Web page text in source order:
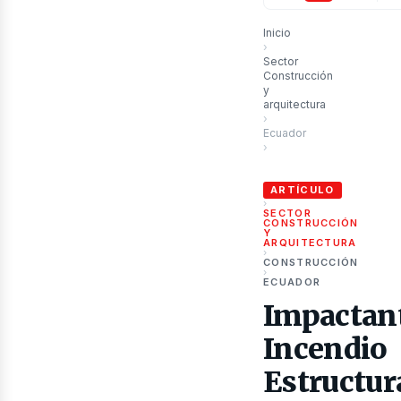
Inicio
›
Sector
Construcción
y
arquitectura
›
Ecuador
›
ARTÍCULO
›
SECTOR
CONSTRUCCIÓN
Y
ARQUITECTURA
›
CONSTRUCCIÓN
›
ECUADOR
Incendio